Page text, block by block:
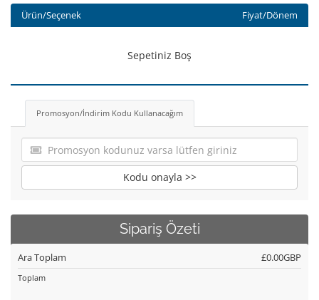
Ürün/Seçenek Fiyat/Dönem
Sepetiniz Boş
Promosyon/İndirim Kodu Kullanacağım
Kodu onayla >>
Sipariş Özeti
Ara Toplam £0.00GBP
Toplam